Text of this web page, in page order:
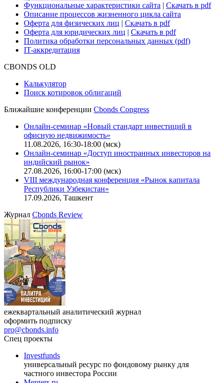
Безопасность проведения платежей
Практика в Cbonds
Карьера в Cbonds
Руководство пользователя сайта
Функциональные характеристики сайта|Скачать в pdf
Описание процессов жизненного цикла сайта
Оферта для физических лиц
Оферта для юридических лиц
IT-аккредитация
Поиск котировок облигаций
Ближайшие конференцииCbonds Congress
Онлайн-семинар «Новый стандарт инвестиций в
офисную недвижимость»
11.08.2026, 16:30-18:00 (мск)
Онлайн-семинар «Доступ иностранных инвесторов на
индийский рынок»
VIII международная конференция «Рынок капитала
Республики Узбекистан»
17.09.2026, Ташкент
ЖурналCbonds Review
ежеквартальный аналитический журнал
оформить подписку
pro@cbonds.info
Спец проекты